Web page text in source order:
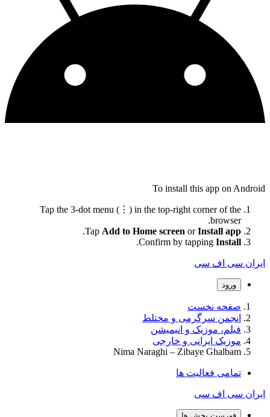
To install this app on Android
Tap the 3-dot menu (⋮) in the top-right corner of the
browser.
Tap Add to Home screen orInstall app
.
Confirm by tapping Install
.
ایران سی اف سی
ورود
صفحه نخست
انجمن سرگرمی و مختلط
فیلم، موزیک و انیمیشن
موزیک ایرانی و خارجی
Nima Naraghi – Zibaye Ghalbam
تمامی فعالیت ها
ایران سی اف سی